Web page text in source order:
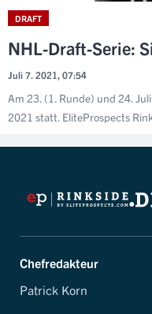
DRAFT
NHL-Draft-Serie:
Juli 7. 2021, 07:54
Am 23. (1. Runde) und 24.
2021 statt. EliteProspects
Chefredakteur
Patrick Korn